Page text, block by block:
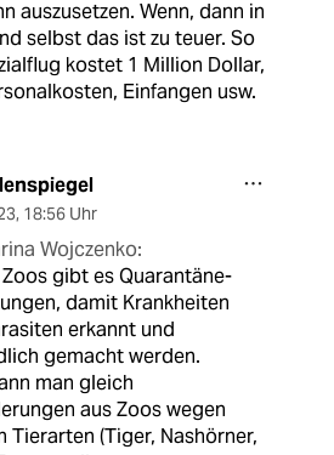
auszusetzen. Wenn, dann in
selbst das ist zu teuer. So
kostet 1 Million Dollar,
Einfangen usw.
, 18:56 Uhr
Wojczenko:
gibt es Quarantäne-
damit Krankheiten
erkannt und
gemacht werden.
man gleich
aus Zoos wegen
Tierarten (Tiger, Nashörner,